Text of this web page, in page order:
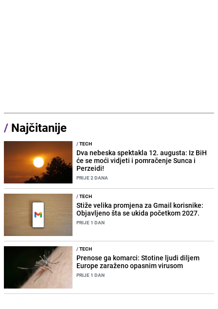
/ Najčitanije
/TECH
Dva nebeska spektakla 12. augusta: Iz BiH
će se moći vidjeti i pomračenje Sunca i
Perzeidi!
PRIJE 2 DANA
/TECH
Stiže velika promjena za Gmail korisnike:
Objavljeno šta se ukida početkom 2027.
PRIJE 1 DAN
/TECH
Prenose ga komarci: Stotine ljudi diljem
Europe zaraženo opasnim virusom
PRIJE 1 DAN